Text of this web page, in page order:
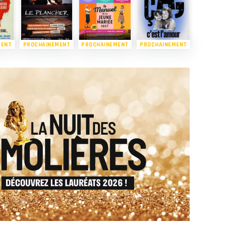
PROCHAINEMENT PROCHAINEMENT PROCHAINEMENT